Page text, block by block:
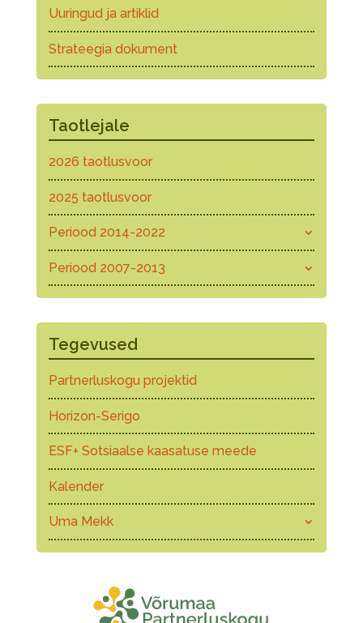
Uuringud ja artiklid
Strateegia dokument
Taotlejale
2026 taotlusvoor
2025 taotlusvoor
Periood 2014-2022
Periood 2007-2013
Tegevused
Partnerluskogu projektid
Horizon-Serigo
ESF+ Sotsiaalse kaasatuse meede
Kalender
Uma Mekk